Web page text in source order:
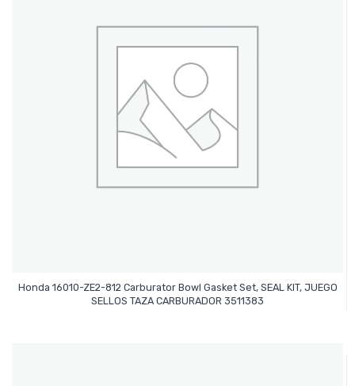
Honda 16010-ZE2-812 Carburator Bowl Gasket Set, SEAL KIT, JUEGO
SELLOS TAZA CARBURADOR 3511383
Leer Más